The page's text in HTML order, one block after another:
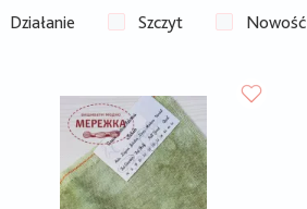
Działanie Szczyt Nowość